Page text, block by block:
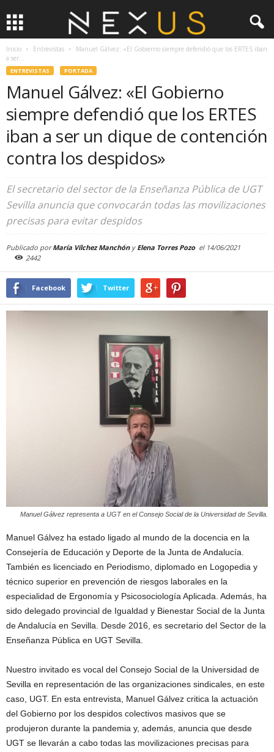
Inicio Entrevistas
Manuel Gálvez: «El Gobierno siempre defendió que los ERTES iban
a ser...
ENTREVISTAS PORTADA
Manuel Gálvez: «El Gobierno
siempre defendió que los ERTES
iban a ser un dique de contención
contra los despidos»
El secretario del sector de la Enseñanza Pública de UGT
Sevilla anuncia que convocarán todas las movilizaciones
precisas para evitar despidos
Publicado porMaría Vílchez Manchóny Elena Torres Pozo el 14/06/2021
2442
Facebook Twitter
Manuel Gálvez representa a UGT en el Consejo Social de la Universidad de Sevilla.
Manuel Gálvez ha estado ligado al mundo de la docencia en la
Consejería de Educación y Deporte de la Junta de Andalucía.
También es licenciado en Periodismo, diplomado en Logopedia y
técnico superior en prevención de riesgos laborales en la
especialidad de Ergonomía y Psicosociología Aplicada. Además, ha
sido delegado provincial de Igualdad y Bienestar Social de la Junta
de Andalucía en Sevilla. Desde 2016, es secretario del Sector de la
Enseñanza Pública en UGT Sevilla.
Nuestro invitado es vocal del Consejo Social de la Universidad de
Sevilla en representación de las organizaciones sindicales, en este
caso, UGT. En esta entrevista, Manuel Gálvez critica la actuación
del Gobierno por los despidos colectivos masivos que se
produjeron durante la pandemia y, además, anuncia que desde
UGT se llevarán a cabo todas las movilizaciones precisas para